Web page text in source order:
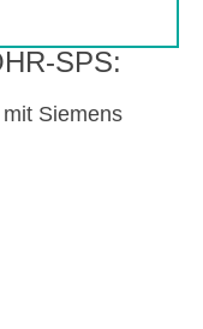
SPS:
Siemens